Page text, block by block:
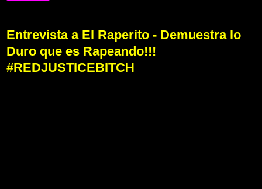
Entrevista a El Raperito - Demuestra lo
Duro que es Rapeando!!!
#REDJUSTICEBITCH